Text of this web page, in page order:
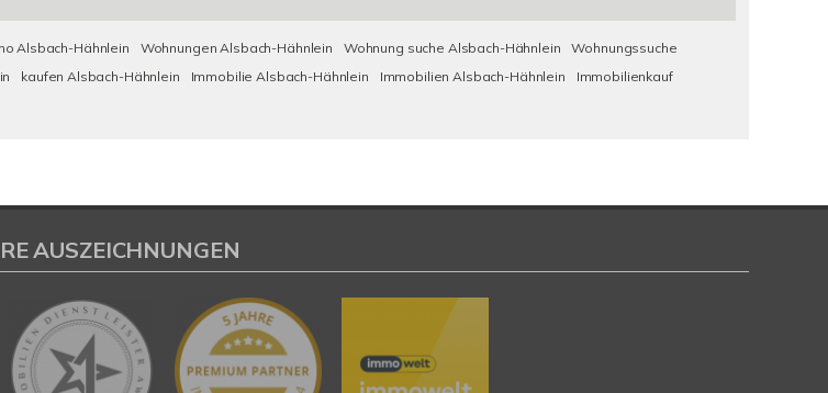
Alsbach-Hähnlein Wohnungen Alsbach-Hähnlein Wohnung suche Alsbach-Hähnlein
Wohnungssuche
kaufen Alsbach-Hähnlein Immobilie Alsbach-Hähnlein Immobilien Alsbach-Hähnlein
Immobilienkauf
AUSZEICHNUNGEN